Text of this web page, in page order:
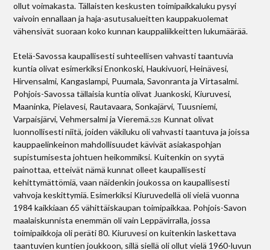
ollut voimakasta. Tällaisten keskusten toimipaikkaluku pysyi
vaivoin ennallaan ja haja-asutusalueitten kauppakuolemat
vähensivät suoraan koko kunnan kauppaliikkeitten lukumäärää.
Etelä-Savossa kaupallisesti suhteellisen vahvasti taantuvia
kuntia olivat esimerkiksi Enonkoski, Haukivuori, Heinävesi,
Hirvensalmi, Kangaslampi, Puumala, Savonranta ja Virtasalmi.
Pohjois-Savossa tällaisia kuntia olivat Juankoski, Kiuruvesi,
Maaninka, Pielavesi, Rautavaara, Sonkajärvi, Tuusniemi,
Varpaisjärvi, Vehmersalmi ja Vieremä.528 Kunnat olivat
luonnollisesti niitä, joiden väkiluku oli vahvasti taantuva ja joissa
kauppaelinkeinon mahdollisuudet kävivät asiakaspohjan
supistumisesta johtuen heikommiksi. Kuitenkin on syytä
painottaa, etteivät nämä kunnat olleet kaupallisesti
kehittymättömiä, vaan näidenkin joukossa on kaupallisesti
vahvoja keskittymiä. Esimerkiksi Kiuruvedellä oli vielä vuonna
1984 kaikkiaan 65 vähittäiskaupan toimipaikkaa. Pohjois-Savon
maalaiskunnista enemmän oli vain Leppävirralla, jossa
toimipaikkoja oli peräti 80. Kiuruvesi on kuitenkin laskettava
taantuvien kuntien joukkoon, sillä siellä oli ollut vielä 1960-luvun